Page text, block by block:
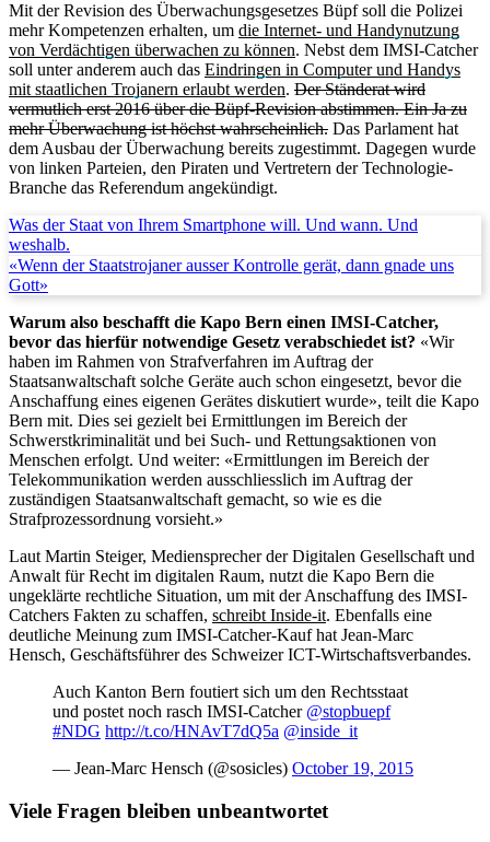
Mit der Revision des Überwachungsgesetzes Büpf soll die Polizei
mehr Kompetenzen erhalten, um die Internet- und Handynutzung
von Verdächtigen überwachen zu können. Nebst dem IMSI-Catcher
soll unter anderem auch das Eindringen in Computer und Handys
mit staatlichen Trojanern erlaubt werden. Der Ständerat wird
vermutlich erst 2016 über die Büpf-Revision abstimmen. Ein Ja zu
mehr Überwachung ist höchst wahrscheinlich. Das Parlament hat
dem Ausbau der Überwachung bereits zugestimmt. Dagegen wurde
von linken Parteien, den Piraten und Vertretern der Technologie-
Branche das Referendum angekündigt.
Was der Staat von Ihrem Smartphone will. Und wann. Und
weshalb.
«Wenn der Staatstrojaner ausser Kontrolle gerät, dann gnade uns
Gott»
Warum also beschafft die Kapo Bern einen IMSI-Catcher,
bevor das hierfür notwendige Gesetz verabschiedet ist? «Wir
haben im Rahmen von Strafverfahren im Auftrag der
Staatsanwaltschaft solche Geräte auch schon eingesetzt, bevor die
Anschaffung eines eigenen Gerätes diskutiert wurde», teilt die Kapo
Bern mit. Dies sei gezielt bei Ermittlungen im Bereich der
Schwerstkriminalität und bei Such- und Rettungsaktionen von
Menschen erfolgt. Und weiter: «Ermittlungen im Bereich der
Telekommunikation werden ausschliesslich im Auftrag der
zuständigen Staatsanwaltschaft gemacht, so wie es die
Strafprozessordnung vorsieht.»
Laut Martin Steiger, Mediensprecher der Digitalen Gesellschaft und
Anwalt für Recht im digitalen Raum, nutzt die Kapo Bern die
ungeklärte rechtliche Situation, um mit der Anschaffung des IMSI-
Catchers Fakten zu schaffen, schreibt Inside-it. Ebenfalls eine
deutliche Meinung zum IMSI-Catcher-Kauf hat Jean-Marc
Hensch, Geschäftsführer des Schweizer ICT-Wirtschaftsverbandes.
Auch Kanton Bern foutiert sich um den Rechtsstaat
und postet noch rasch IMSI-Catcher @stopbuepf
#NDG http://t.co/HNAvT7dQ5a @inside_it
— Jean-Marc Hensch (@sosicles) October 19, 2015
Viele Fragen bleiben unbeantwortet